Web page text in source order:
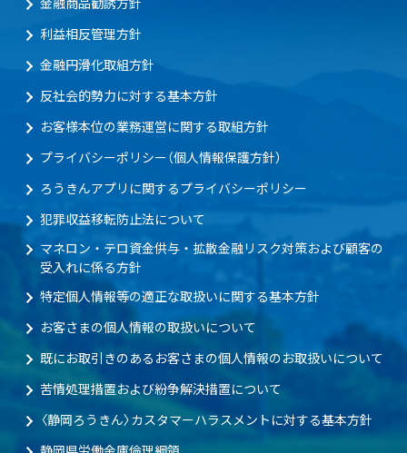
利益相反管理方針
金融円滑化取組方針
反社会的勢力に対する基本方針
お客様本位の業務運営に関する取組方針
プライバシーポリシー（個人情報保護方針）
ろうきんアプリに関するプライバシーポリシー
犯罪収益移転防止法について
マネロン・テロ資金供与・拡散金融リスク対策および顧客の
受入れに係る方針
特定個人情報等の適正な取扱いに関する基本方針
お客さまの個人情報の取扱いについて
既にお取引きのあるお客さまの個人情報のお取扱いについて
苦情処理措置および紛争解決措置について
〈静岡ろうきん〉カスタマーハラスメントに対する基本方針